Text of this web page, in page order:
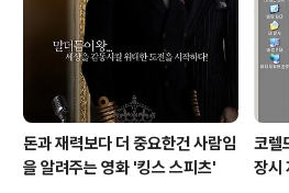
돈과 재력보다 더 중요한건 사람임
을 알려주는 영화 '킹스 스피츠'
코렐
장시